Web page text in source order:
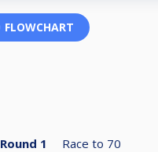
FLOWCHART
Round 1 Race to 70